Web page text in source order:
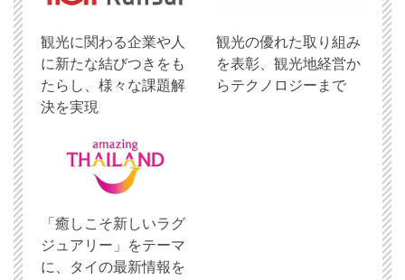
観光に関わる企業や人
に新たな結びつきをも
たらし、様々な課題解
決を実現
観光の優れた取り組み
を表彰、観光地経営か
らテクノロジーまで
「癒しこそ新しいラグ
ジュアリー」をテーマ
に、タイの最新情報を